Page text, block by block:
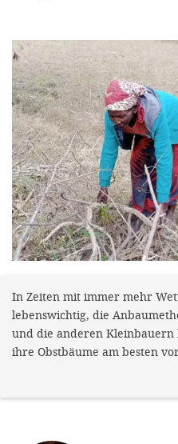
In Zeiten mit immer mehr
lebenswichtig, die
und die anderen Kleinbauern
ihre Obstbäume am besten